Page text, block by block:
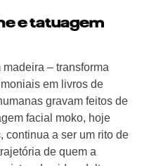
e tatuagem
– transforma
em livros de
gravam feitos de
facial moko, hoje
continua a ser um rito de
de quem a